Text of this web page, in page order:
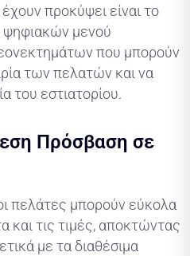
προκύψει είναι το
μενού
που μπορούν
των πελατών και να
του εστιατορίου.
Πρόσβαση σε
πελάτες μπορούν εύκολα
και τις τιμές, αποκτώντας
με τα διαθέσιμα